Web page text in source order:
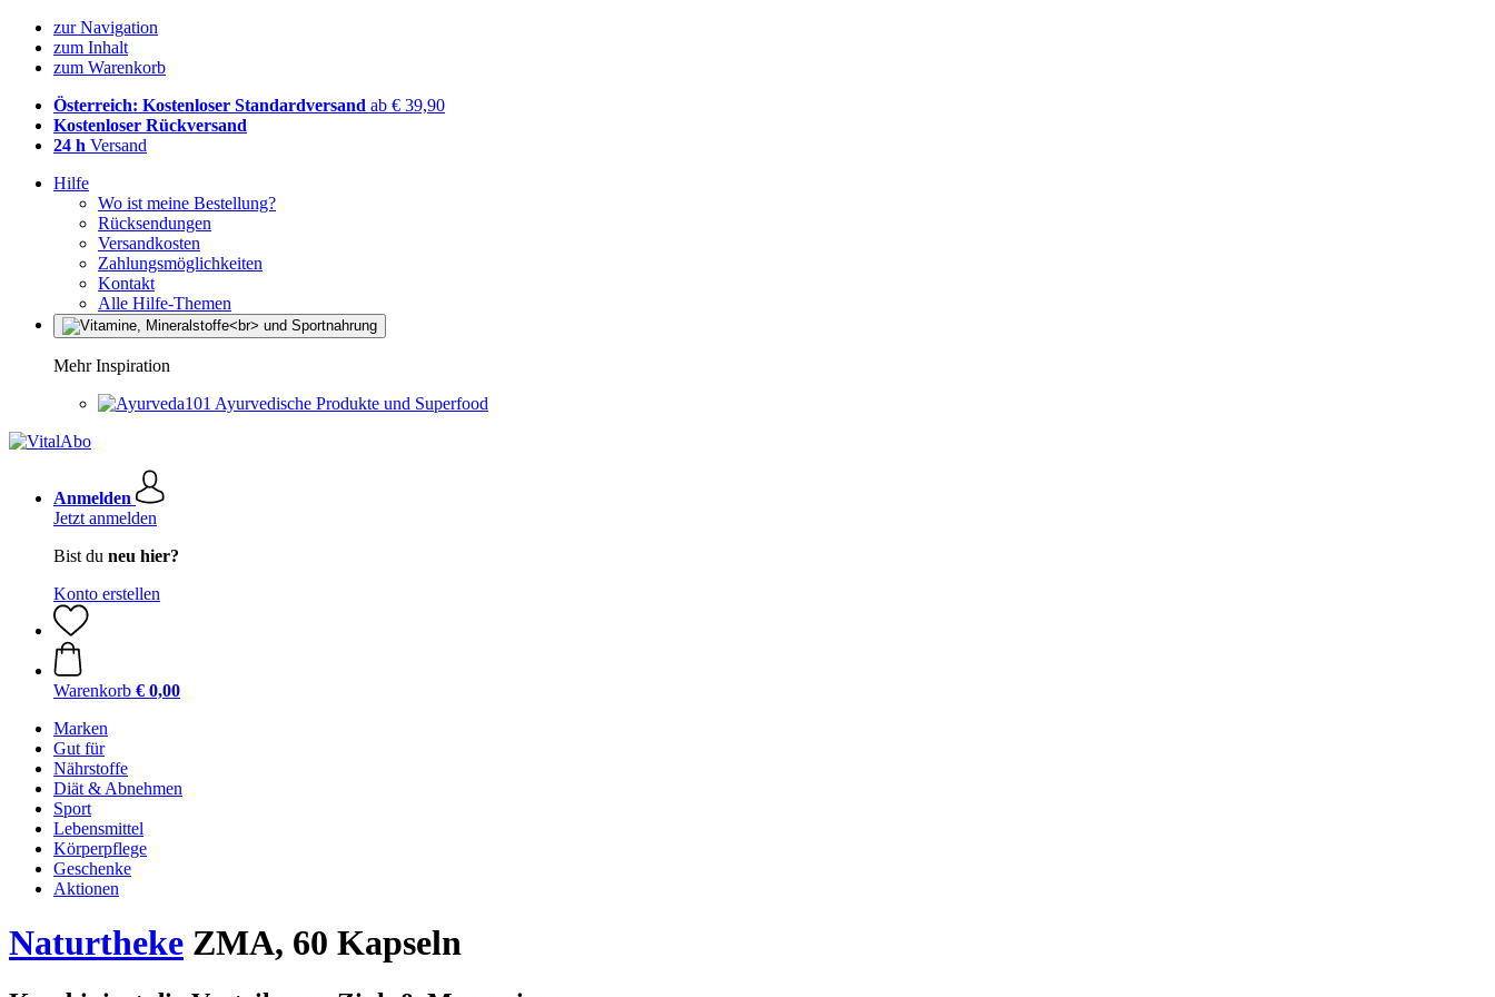
zur Navigation
zum Inhalt
zum Warenkorb
Österreich: Kostenloser Standardversand ab € 39,90
Kostenloser Rückversand
24 h Versand
Hilfe
Wo ist meine Bestellung?
Rücksendungen
Versandkosten
Zahlungsmöglichkeiten
Kontakt
Alle Hilfe-Themen
Mehr Inspiration
Ayurvedische Produkte und Superfood
Anmelden
Jetzt anmelden
Bist du neu hier?
Konto erstellen
Warenkorb € 0,00
Marken
Gut für
Nährstoffe
Diät & Abnehmen
Sport
Lebensmittel
Körperpflege
Geschenke
Aktionen
Naturtheke ZMA, 60 Kapseln